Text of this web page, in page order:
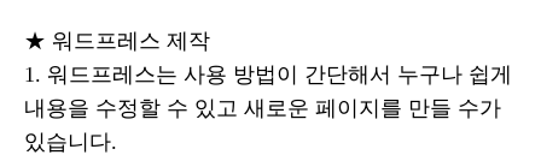
★ 워드프레스 제작
1. 워드프레스는 사용 방법이 간단해서 누구나 쉽게
내용을 수정할 수 있고 새로운 페이지를 만들 수가
있습니다.